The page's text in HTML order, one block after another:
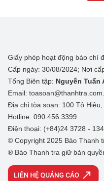
Giấy phép hoạt động báo chí
Cấp ngày: 30/08/2024; Nơi
Tổng Biên tập: Nguyễn Tuấn
Email:
Địa chỉ tòa soạn: 100 Tô Hiệu,
Hotline: 090.456.3399
Điện thoại: (+84)24 3728 -
© Copyright 2025 Báo Thanh
® Báo Thanh tra giữ bản
LIÊN HỆ QUẢNG CÁO